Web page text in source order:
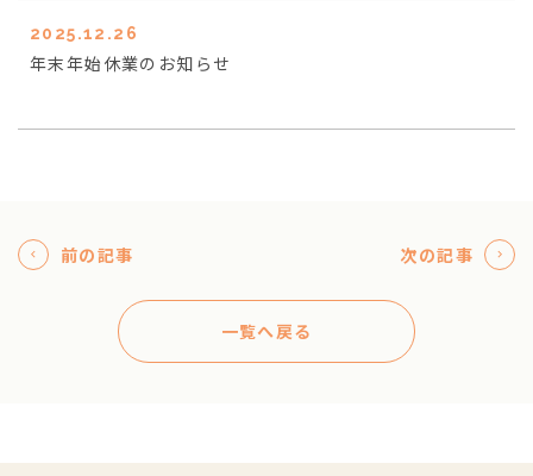
2025.12.26
年末年始休業のお知らせ
前の記事 次の記事
一覧へ戻る